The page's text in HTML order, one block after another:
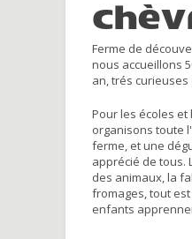
Ferme de
nous accueillons
an, trés curieuses
Pour les écoles
organisons toute
ferme, et une
apprécié de tous.
des animaux, la
fromages, tout
enfants